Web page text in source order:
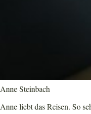
Anne Steinbach
Anne liebt das Reisen. So